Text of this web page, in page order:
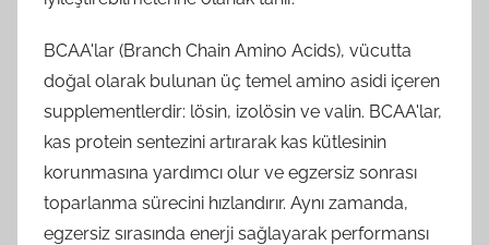
BCAA'lar (Branch Chain Amino Acids), vücutta
doğal olarak bulunan üç temel amino asidi içeren
supplementlerdir: lösin, izolösin ve valin. BCAA'lar,
kas protein sentezini artırarak kas kütlesinin
korunmasına yardımcı olur ve egzersiz sonrası
toparlanma sürecini hızlandırır. Aynı zamanda,
egzersiz sırasında enerji sağlayarak performansı